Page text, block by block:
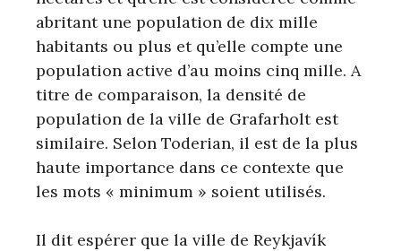
abritant une population de dix mille
habitants ou plus et qu’elle compte une
population active d’au moins cinq mille. A
titre de comparaison, la densité de
population de la ville de Grafarholt est
similaire. Selon Toderian, il est de la plus
haute importance dans ce contexte que
les mots « minimum » soient utilisés.
Il dit espérer que la ville de Reykjavík